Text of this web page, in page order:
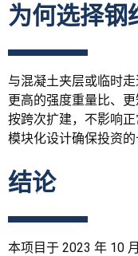
为何选择钢
与混凝土夹层或临时
更高的强度重量比、
按跨次扩建，不影响
模块化设计确保投资的
结论
本项目于 2023 年 10